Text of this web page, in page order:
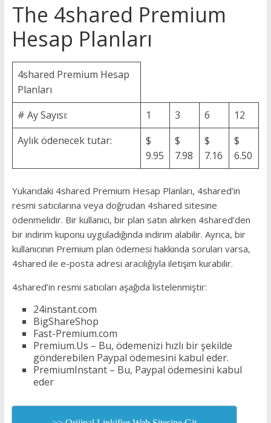
The 4shared Premium
Hesap Planları
4shared Premium Hesap
Planları
# Ay Sayısı:
1 3 6
12
Aylık ödenecek tutar:
$
9.95
$
7.98
$
7.16
$
6.50
Yukarıdaki 4shared Premium Hesap Planları, 4shared’in
resmi satıcılarına veya doğrudan 4shared sitesine
ödenmelidir. Bir kullanıcı, bir plan satın alırken 4shared’den
bir indirim kuponu uyguladığında indirim alabilir. Ayrıca, bir
kullanıcının Premium plan ödemesi hakkında soruları varsa,
4shared ile e-posta adresi aracılığıyla iletişim kurabilir.
4shared’in resmi satıcıları aşağıda listelenmiştir:
24instant.com
BigShareShop
Fast-Premium.com
Premium.Us – Bu, ödemenizi hızlı bir şekilde
gönderebilen Paypal ödemesini kabul eder.
PremiumInstant – Bu, Paypal ödemesini kabul
eder